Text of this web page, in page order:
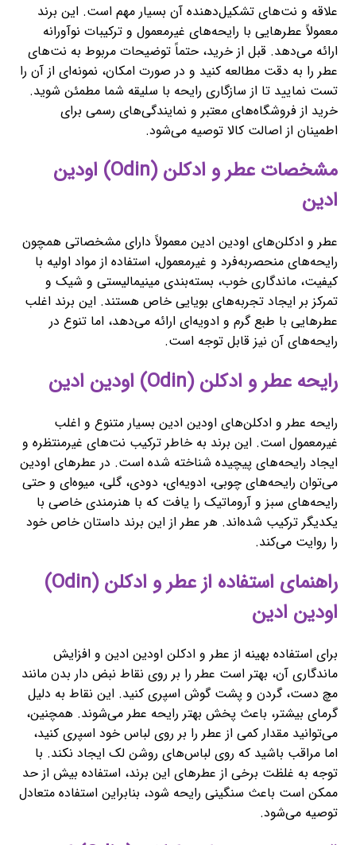
علاقه و نت‌های تشکیل‌دهنده آن بسیار مهم است. این برند
معمولاً عطرهایی با رایحه‌های غیرمعمول و ترکیبات نوآورانه
ارائه می‌دهد. قبل از خرید، حتماً توضیحات مربوط به نت‌های
عطر را به دقت مطالعه کنید و در صورت امکان، نمونه‌ای از آن را
تست نمایید تا از سازگاری رایحه با سلیقه شما مطمئن شوید.
خرید از فروشگاه‌های معتبر و نمایندگی‌های رسمی برای
اطمینان از اصالت کالا توصیه می‌شود.
مشخصات عطر و ادکلن (Odin) اودین
ادین
عطر و ادکلن‌های اودین ادین معمولاً دارای مشخصاتی همچون
رایحه‌های منحصربه‌فرد و غیرمعمول، استفاده از مواد اولیه با
کیفیت، ماندگاری خوب، بسته‌بندی مینیمالیستی و شیک و
تمرکز بر ایجاد تجربه‌های بویایی خاص هستند. این برند اغلب
عطرهایی با طبع گرم و ادویه‌ای ارائه می‌دهد، اما تنوع در
رایحه‌های آن نیز قابل توجه است.
رایحه عطر و ادکلن (Odin) اودین ادین
رایحه عطر و ادکلن‌های اودین ادین بسیار متنوع و اغلب
غیرمعمول است. این برند به خاطر ترکیب نت‌های غیرمنتظره و
ایجاد رایحه‌های پیچیده شناخته شده است. در عطرهای اودین
می‌توان رایحه‌های چوبی، ادویه‌ای، دودی، گلی، میوه‌ای و حتی
رایحه‌های سبز و آروماتیک را یافت که با هنرمندی خاصی با
یکدیگر ترکیب شده‌اند. هر عطر از این برند داستان خاص خود
را روایت می‌کند.
راهنمای استفاده از عطر و ادکلن (Odin)
اودین ادین
برای استفاده بهینه از عطر و ادکلن اودین ادین و افزایش
ماندگاری آن، بهتر است عطر را بر روی نقاط نبض دار بدن مانند
مچ دست، گردن و پشت گوش اسپری کنید. این نقاط به دلیل
گرمای بیشتر، باعث پخش بهتر رایحه عطر می‌شوند. همچنین،
می‌توانید مقدار کمی از عطر را بر روی لباس خود اسپری کنید،
اما مراقب باشید که روی لباس‌های روشن لک ایجاد نکند. با
توجه به غلظت برخی از عطرهای این برند، استفاده بیش از حد
ممکن است باعث سنگینی رایحه شود، بنابراین استفاده متعادل
توصیه می‌شود.